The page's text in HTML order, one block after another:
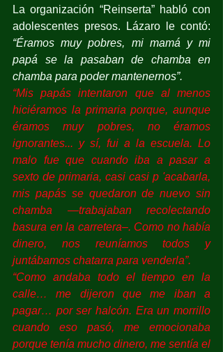
La organización “Reinserta” habló con
“Éramos muy pobres, mi mamá y mi
papá se la pasaban de chamba en
chamba para poder mantenernos”.
“Mis papás intentaron que al menos
hiciéramos la primaria porque, aunque
éramos muy pobres, no éramos
ignorantes... y sí, fui a la escuela. Lo
malo fue que cuando iba a pasar a
sexto de primaria, casi casi p 'acabarla,
mis papás se quedaron de nuevo sin
chamba —trabajaban recolectando
basura en la carretera–. Como no había
dinero, nos reuníamos todos y
juntábamos chatarra para venderla”.
“Como andaba todo el tiempo en la
calle… me dijeron que me iban a
pagar… por ser halcón. Era un morrillo
cuando eso pasó, me emocionaba
porque tenía mucho dinero, me sentía el